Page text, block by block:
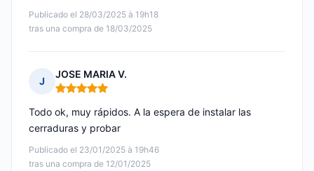
Publicado el 28/03/2025 à 19h18
tras una compra de 18/03/2025
J
JOSE MARIA V.
Nota: 5 de 5
Publicado el 23/01/2025 à 19h46
tras una compra de 12/01/2025
Todo ok, muy rápidos. A la espera de instalar las
cerraduras y probar